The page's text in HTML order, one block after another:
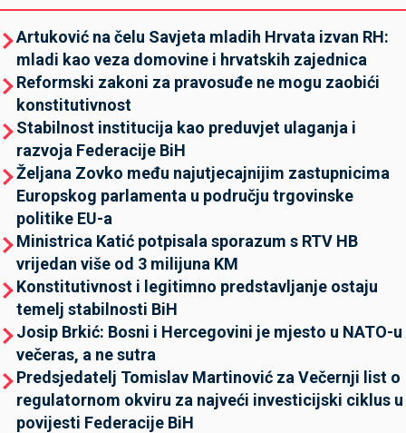
Artuković na čelu Savjeta mladih Hrvata izvan RH:
mladi kao veza domovine i hrvatskih zajednica
Reformski zakoni za pravosuđe ne mogu zaobići
konstitutivnost
Stabilnost institucija kao preduvjet ulaganja i
razvoja Federacije BiH
Željana Zovko među najutjecajnijim zastupnicima
Europskog parlamenta u području trgovinske
politike EU-a
Ministrica Katić potpisala sporazum s RTV HB
vrijedan više od 3 milijuna KM
Konstitutivnost i legitimno predstavljanje ostaju
temelj stabilnosti BiH
Josip Brkić: Bosni i Hercegovini je mjesto u NATO-u
večeras, a ne sutra
Predsjedatelj Tomislav Martinović za Večernji list o
regulatornom okviru za najveći investicijski ciklus u
povijesti Federacije BiH